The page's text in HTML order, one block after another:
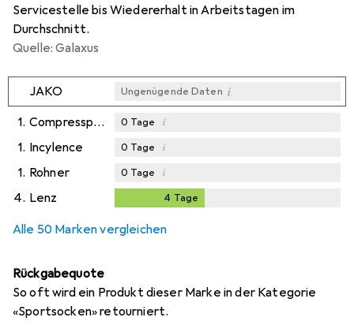
Servicestelle bis Wiedererhalt in Arbeitstagen im
Durchschnitt.
Quelle: Galaxus
JAKO Ungenügende Daten i
1. Compressport 0 Tage i
1. Incylence 0 Tage i
1. Rohner 0 Tage i
4. Lenz 4 Tage
Alle 50 Marken vergleichen
Rückgabequote
So oft wird ein Produkt dieser Marke in der Kategorie
«Sportsocken» retourniert.